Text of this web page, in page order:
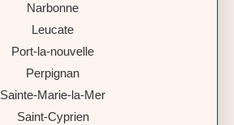
Narbonne
Leucate
Port-la-nouvelle
Perpignan
Sainte-Marie-la-Mer
Saint-Cyprien